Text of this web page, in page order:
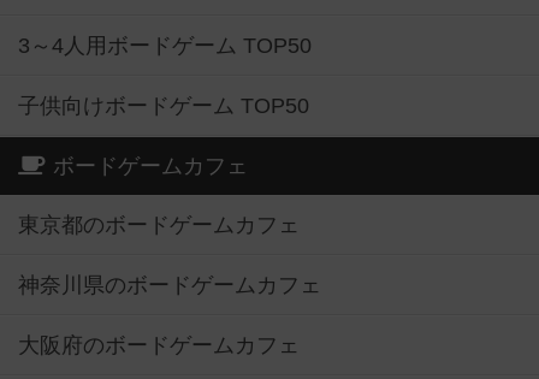
3～4人用ボードゲーム TOP50
子供向けボードゲーム TOP50
ボードゲームカフェ
東京都のボードゲームカフェ
神奈川県のボードゲームカフェ
大阪府のボードゲームカフェ